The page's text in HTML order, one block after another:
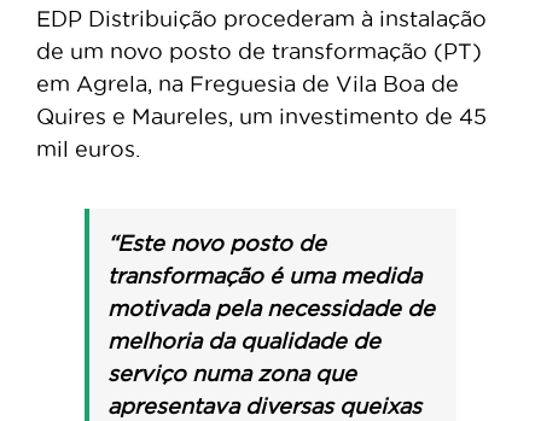
EDP Distribuição procederam à instalação
de um novo posto de transformação (PT)
em Agrela, na Freguesia de Vila Boa de
Quires e Maureles, um investimento de 45
mil euros.
“Este novo posto de
transformação é uma medida
motivada pela necessidade de
melhoria da qualidade de
serviço numa zona que
apresentava diversas queixas